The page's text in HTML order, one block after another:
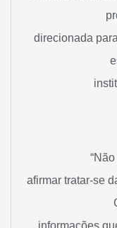
direcionada
afirmar tratar-se
informações